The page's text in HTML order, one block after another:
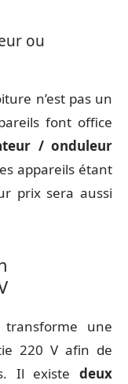
ou
n’est pas un
font office
/ onduleur
appareils étant
prix sera aussi
une
220 V afin de
Il existe deux